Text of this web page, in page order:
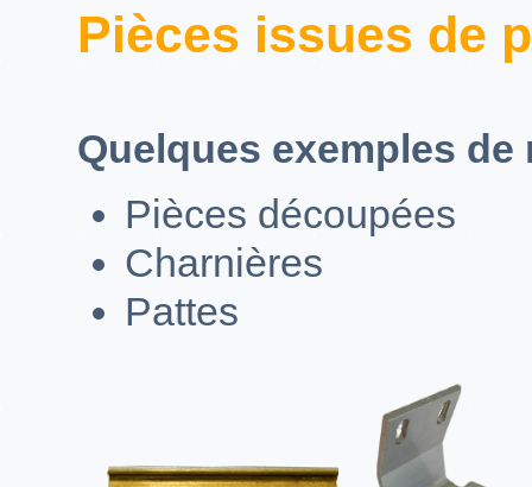
Pièces issues de
Quelques exemples
Pièces découpées
Charnières
Pattes